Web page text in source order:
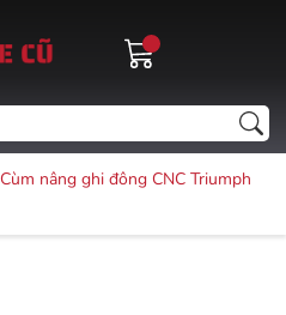
Cùm nâng ghi đông CNC Triumph